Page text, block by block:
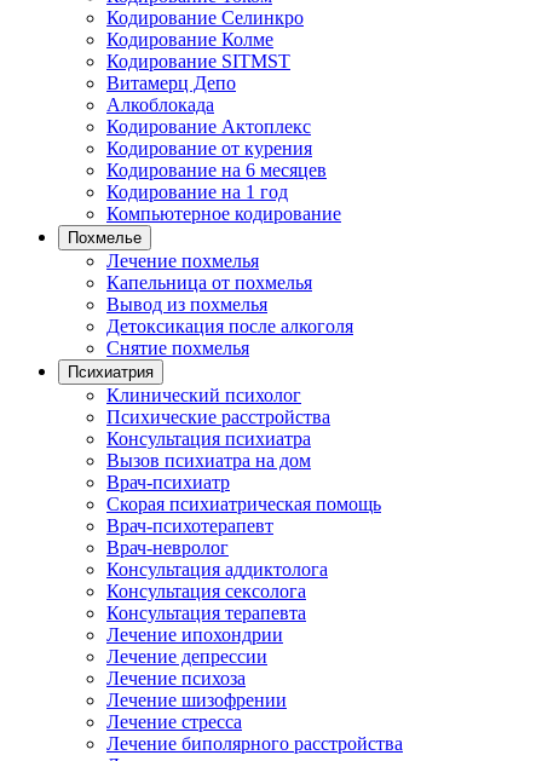
Кодирование Селинкро
Кодирование Колме
Кодирование SITMST
Витамерц Депо
Алкоблокада
Кодирование Актоплекс
Кодирование от курения
Кодирование на 6 месяцев
Кодирование на 1 год
Компьютерное кодирование
Похмелье
Лечение похмелья
Капельница от похмелья
Вывод из похмелья
Детоксикация после алкоголя
Снятие похмелья
Психиатрия
Клинический психолог
Психические расстройства
Консультация психиатра
Вызов психиатра на дом
Врач-психиатр
Скорая психиатрическая помощь
Врач-психотерапевт
Врач-невролог
Консультация аддиктолога
Консультация сексолога
Консультация терапевта
Лечение ипохондрии
Лечение депрессии
Лечение психоза
Лечение шизофрении
Лечение стресса
Лечение биполярного расстройства